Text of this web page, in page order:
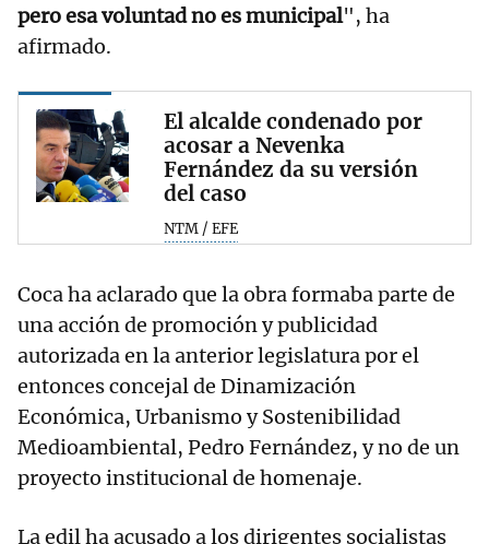
pero esa voluntad no es municipal", ha
afirmado.
El alcalde condenado por
acosar a Nevenka
Fernández da su versión
del caso
NTM / EFE
Coca ha aclarado que la obra formaba parte de
una acción de promoción y publicidad
autorizada en la anterior legislatura por el
entonces concejal de Dinamización
Económica, Urbanismo y Sostenibilidad
Medioambiental, Pedro Fernández, y no de un
proyecto institucional de homenaje.
La edil ha acusado a los dirigentes socialistas